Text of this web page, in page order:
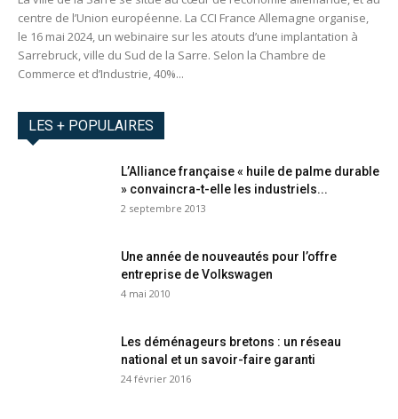
centre de l’Union européenne. La CCI France Allemagne organise,
le 16 mai 2024, un webinaire sur les atouts d’une implantation à
Sarrebruck, ville du Sud de la Sarre. Selon la Chambre de
Commerce et d’Industrie, 40%...
LES + POPULAIRES
L’Alliance française « huile de palme durable
» convaincra-t-elle les industriels...
2 septembre 2013
Une année de nouveautés pour l’offre
entreprise de Volkswagen
4 mai 2010
Les déménageurs bretons : un réseau
national et un savoir-faire garanti
24 février 2016